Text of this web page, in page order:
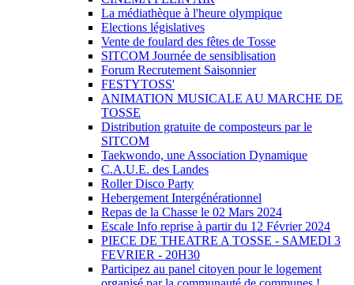
La médiathèque à l'heure olympique
Elections législatives
Vente de foulard des fêtes de Tosse
SITCOM Journée de sensiblisation
Forum Recrutement Saisonnier
FESTYTOSS'
ANIMATION MUSICALE AU MARCHE DE
TOSSE
Distribution gratuite de composteurs par le
SITCOM
Taekwondo, une Association Dynamique
C.A.U.E. des Landes
Roller Disco Party
Hebergement Intergénérationnel
Repas de la Chasse le 02 Mars 2024
Escale Info reprise à partir du 12 Février 2024
PIECE DE THEATRE A TOSSE - SAMEDI 3
FEVRIER - 20H30
Participez au panel citoyen pour le logement